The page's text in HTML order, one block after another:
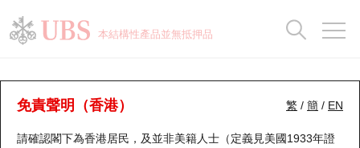
本結構性產品並無抵押品
繁 / 簡 / EN
免責聲明（香港）
請確認閣下為香港居民，及並非美籍人士（定義見美國1933年證
牛熊證分析儀
表現 街貨統計 比較
瑞銀認股證一覽
新發行瑞銀認股證
街貨統計
比較
牛熊全景快搜
牛熊證搜尋
街貨統計
比較
十大升幅/跌幅
十大認股證成交分佈
正股分析儀
二十大活躍股份
持股比重
顯示所有持股比重
每月輪證大市專題
輪證專欄